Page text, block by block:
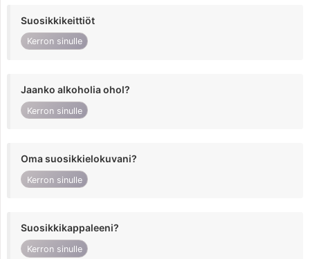
Suosikkikeittiöt
Kerron sinulle
Jaanko alkoholia ohol?
Kerron sinulle
Oma suosikkielokuvani?
Kerron sinulle
Suosikkikappaleeni?
Kerron sinulle